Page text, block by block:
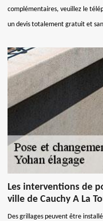
complémentaires, veuillez le
un devis totalement gratuit et
Les interventions de
ville de Cauchy A La
Des grillages peuvent être